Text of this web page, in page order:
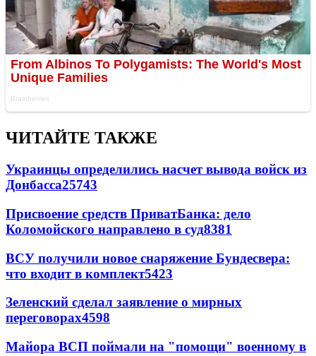
ЧИТАЙТЕ ТАКЖЕ
Украинцы определились насчет вывода войск из
Донбасса25743
Присвоение средств ПриватБанка: дело
Коломойского направлено в суд8381
ВСУ получили новое снаряжение Бундесвера:
что входит в комплект5423
Зеленский сделал заявление о мирных
переговорах4598
Майора ВСП поймали на "помощи" военному в